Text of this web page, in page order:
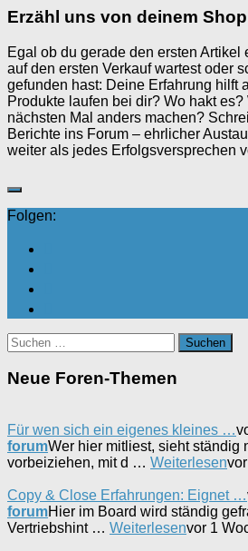
Erzähl uns von deinem Shop
Egal ob du gerade den ersten Artikel
auf den ersten Verkauf wartest oder
gefunden hast: Deine Erfahrung hilft
Produkte laufen bei dir? Wo hakt
nächsten Mal anders machen?
Berichte ins Forum – ehrlicher
weiter als jedes Erfolgsversprechen
Folgen:
Suchen
nach:
Neue Foren-Themen
Für wen sich ein eigenes kleines …
forumWer hier mitliest, sieht ständig
vorbeiziehen, mit d … Weiterlesen
Copy & Close Erfahrungen: Eignet …
forumHier im Board wird ständig
Vertriebshint … Weiterlesenvor 1